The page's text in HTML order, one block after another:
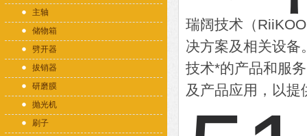
主轴
储物箱
劈开器
拔销器
研磨膜
抛光机
刷子
瑞阔技术（
决方案及相关设备
技术*的产品和服
及产品应用，以提